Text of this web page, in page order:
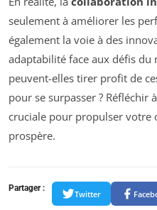
seulement à améliorer les
également la voie à des
adaptabilité face aux défis du
peuvent-elles tirer profit de
pour se surpasser ? Réfléchir
cruciale pour propulser votre
prospère.
Partager :
Twitter